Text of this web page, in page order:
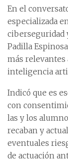
En el
especializada
ciberseguridad
Padilla
más relevantes
inteligencia
Indicó que es
con
las y los
recaban y
eventuales
de actuación